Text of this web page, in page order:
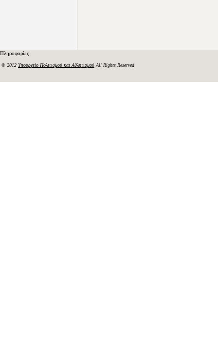
Πληροφορίες
© 2012 Υπουργείο Πολιτισμού και Αθλητισμού All Rights Reserved